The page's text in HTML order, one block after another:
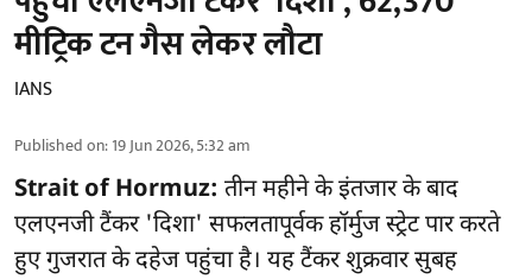
मीट्रिक टन गैस लेकर लौटा
IANS
Published on:19 Jun 2026, 5:32 am
Strait of Hormuz: तीन महीने के इंतजार के बाद
एलएनजी टैंकर 'दिशा' सफलतापूर्वक हॉर्मुज स्ट्रेट पार करते
हुए गुजरात के दहेज पहुंचा है। यह टैंकर शुक्रवार सुबह